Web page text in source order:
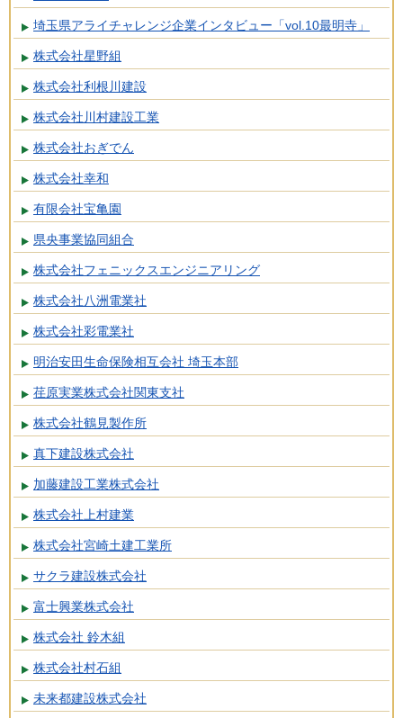
埼玉県アライチャレンジ企業インタビュー「vol.10最明寺」
株式会社星野組
株式会社利根川建設
株式会社川村建設工業
株式会社おぎでん
株式会社幸和
有限会社宝亀園
県央事業協同組合
株式会社フェニックスエンジニアリング
株式会社八洲電業社
株式会社彩電業社
明治安田生命保険相互会社 埼玉本部
荏原実業株式会社関東支社
株式会社鶴見製作所
真下建設株式会社
加藤建設工業株式会社
株式会社上村建業
株式会社宮崎土建工業所
サクラ建設株式会社
富士興業株式会社
株式会社 鈴木組
株式会社村石組
未来都建設株式会社